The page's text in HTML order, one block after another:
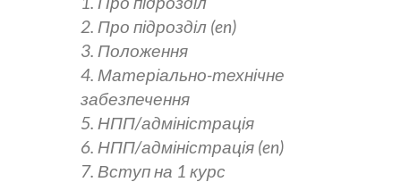
2. Про підрозділ (en)
3. Положення
4. Матеріально-технічне
забезпечення
5. НПП/адміністрація
6. НПП/адміністрація (en)
7. Вступ на 1 курс